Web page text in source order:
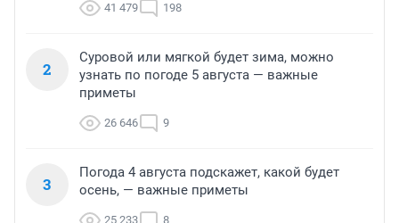
41 479 198
2
Суровой или мягкой будет зима, можно
узнать по погоде 5 августа — важные
приметы
26 646 9
3
Погода 4 августа подскажет, какой будет
осень, — важные приметы
25 233 8